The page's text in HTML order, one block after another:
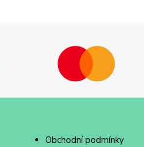
Obchodní podmínky